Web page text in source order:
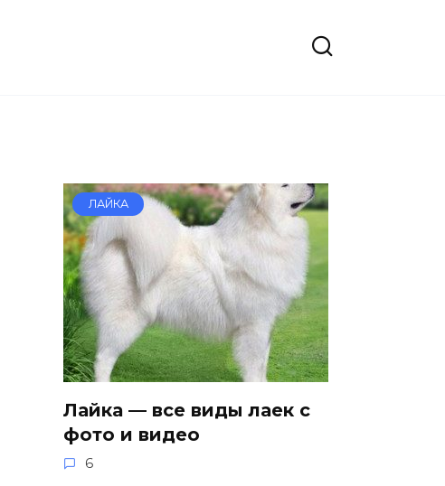
ЛАЙКА
Лайка — все виды лаек с
фото и видео
6